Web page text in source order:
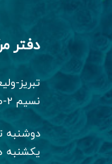
دفتر
تبریز-
نسیم 2-طبقه 3-واحد C3
دوشنبه تا شنبه